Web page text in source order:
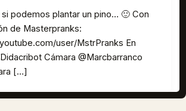
podemos plantar un pino… 🙂 Con
de Masterpranks:
user/MstrPranks En
Cámara @Marcbarranco
[…]